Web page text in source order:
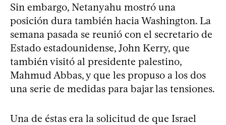
Sin embargo, Netanyahu mostró una
posición dura también hacia Washington. La
semana pasada se reunió con el secretario de
Estado estadounidense, John Kerry, que
también visitó al presidente palestino,
Mahmud Abbas, y que les propuso a los dos
una serie de medidas para bajar las tensiones.
Una de éstas era la solicitud de que Israel